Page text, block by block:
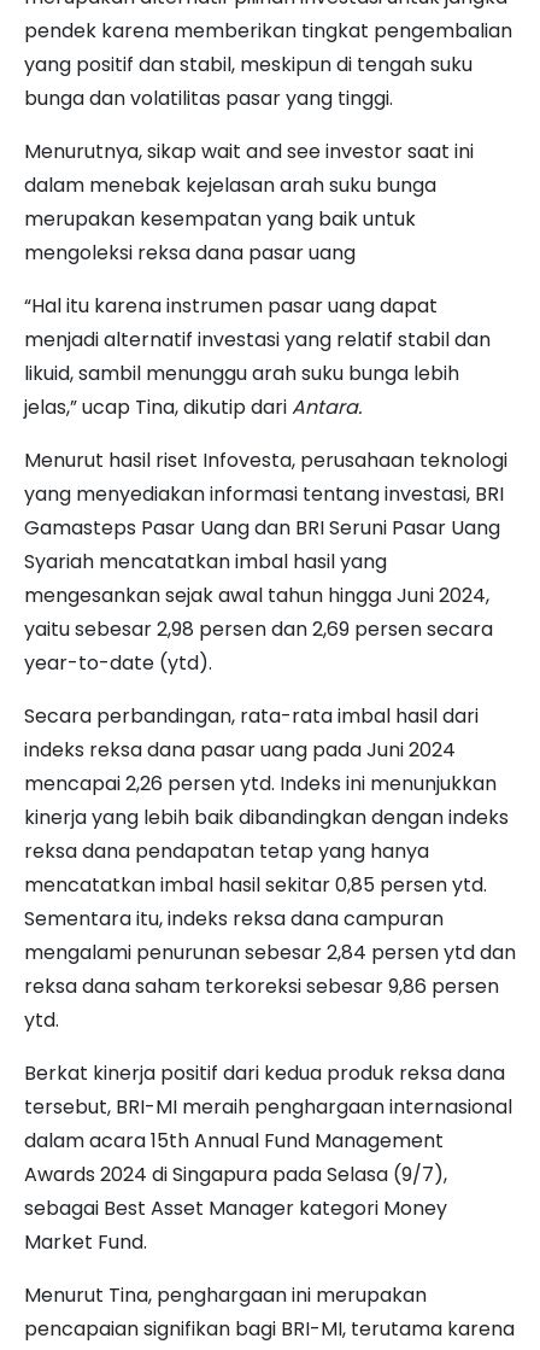
pendek karena memberikan tingkat pengembalian
yang positif dan stabil, meskipun di tengah suku
bunga dan volatilitas pasar yang tinggi.
Menurutnya, sikap wait and see investor saat ini
dalam menebak kejelasan arah suku bunga
merupakan kesempatan yang baik untuk
mengoleksi reksa dana pasar uang
“Hal itu karena instrumen pasar uang dapat
menjadi alternatif investasi yang relatif stabil dan
likuid, sambil menunggu arah suku bunga lebih
jelas,” ucap Tina, dikutip dariAntara.
Menurut hasil riset Infovesta, perusahaan teknologi
yang menyediakan informasi tentang investasi, BRI
Gamasteps Pasar Uang dan BRI Seruni Pasar Uang
Syariah mencatatkan imbal hasil yang
mengesankan sejak awal tahun hingga Juni 2024,
yaitu sebesar 2,98 persen dan 2,69 persen secara
year-to-date (ytd).
Secara perbandingan, rata-rata imbal hasil dari
indeks reksa dana pasar uang pada Juni 2024
mencapai 2,26 persen ytd. Indeks ini menunjukkan
kinerja yang lebih baik dibandingkan dengan indeks
reksa dana pendapatan tetap yang hanya
mencatatkan imbal hasil sekitar 0,85 persen ytd.
Sementara itu, indeks reksa dana campuran
mengalami penurunan sebesar 2,84 persen ytd dan
reksa dana saham terkoreksi sebesar 9,86 persen
ytd.
Berkat kinerja positif dari kedua produk reksa dana
tersebut, BRI-MI meraih penghargaan internasional
dalam acara 15th Annual Fund Management
Awards 2024 di Singapura pada Selasa (9/7),
sebagai Best Asset Manager kategori Money
Market Fund.
Menurut Tina, penghargaan ini merupakan
pencapaian signifikan bagi BRI-MI, terutama karena